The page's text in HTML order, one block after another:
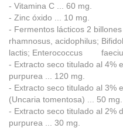
- Vitamina C ... 60 mg.
- Zinc óxido ... 10 mg.
- Fermentos lácticos 2
rhamnosus, acidophilus;
lactis; Enterococcus
- Extracto seco titulado al 4%
purpurea ... 120 mg.
- Extracto seco titulado al 3%
(Uncaria tomentosa) ... 50 mg.
- Extracto seco titulado al 2%
purpurea ... 30 mg.